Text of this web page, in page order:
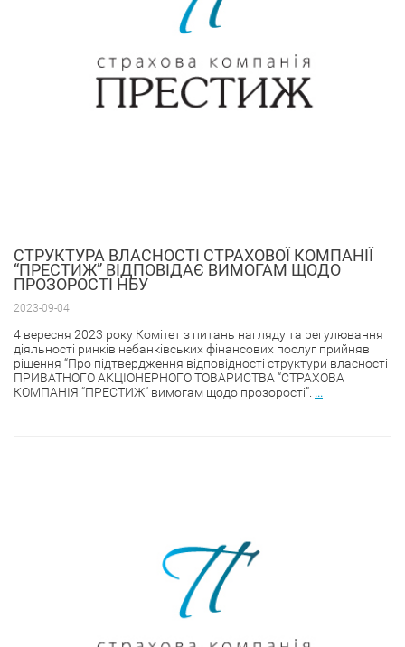
СТРУКТУРА ВЛАСНОСТІ СТРАХОВОЇ КОМПАНІЇ
“ПРЕСТИЖ” ВІДПОВІДАЄ ВИМОГАМ ЩОДО
ПРОЗОРОСТІ НБУ
2023-09-04
4 вересня 2023 року Комітет з питань нагляду та регулювання
діяльності ринків небанківських фінансових послуг прийняв
рішення “Про підтвердження відповідності структури власності
ПРИВАТНОГО АКЦІОНЕРНОГО ТОВАРИСТВА “СТРАХОВА
КОМПАНІЯ “ПРЕСТИЖ” вимогам щодо прозорості”. ...